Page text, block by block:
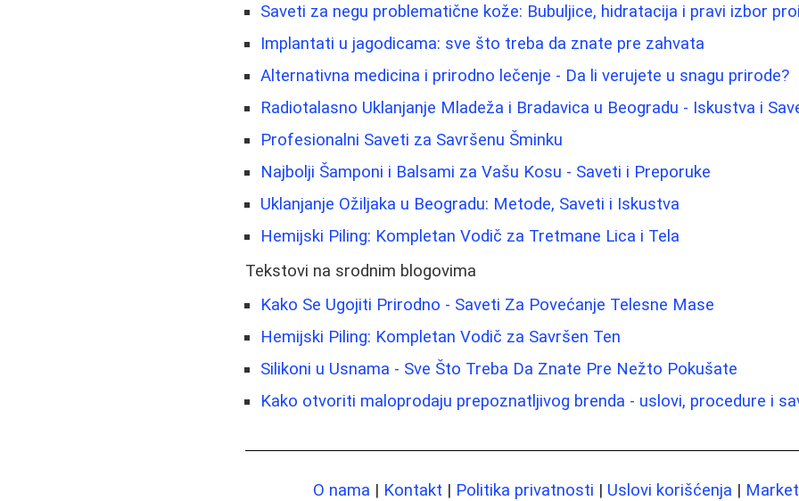
Saveti za negu problematične kože: Bubuljice, hidratacija i pravi izbor
Implantati u jagodicama: sve što treba da znate pre zahvata
Alternativna medicina i prirodno lečenje - Da li verujete u snagu prirode?
Radiotalasno Uklanjanje Mladeža i Bradavica u Beogradu - Iskustva i
Profesionalni Saveti za Savršenu Šminku
Najbolji Šamponi i Balsami za Vašu Kosu - Saveti i Preporuke
Uklanjanje Ožiljaka u Beogradu: Metode, Saveti i Iskustva
Hemijski Piling: Kompletan Vodič za Tretmane Lica i Tela
Tekstovi na srodnim blogovima
Kako Se Ugojiti Prirodno - Saveti Za Povećanje Telesne Mase
Hemijski Piling: Kompletan Vodič za Savršen Ten
Silikoni u Usnama - Sve Što Treba Da Znate Pre Nežto Pokušate
Kako otvoriti maloprodaju prepoznatljivog brenda - uslovi, procedure i
O nama | Kontakt | Politika privatnosti | Uslovi korišćenja |